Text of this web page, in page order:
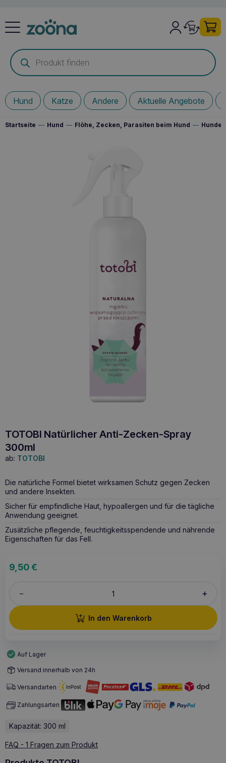
Products
search
Hund Katze Andere Aktuelle Angebote
Startseite — Hund — Flöhe, Zecken, Parasiten beim Hund —
TOTOBI Natürlicher Anti-Zecken-Spray
300ml
ab: TOTOBI
Die natürliche Formel bietet wirksamen Schutz gegen Zecken
und andere Insekten.
Sicher für empfindliche Haut, hypoallergen und für die tägliche
Anwendung geeignet.
Zusätzliche pflegende, feuchtigkeitsspendende und nährende
Eigenschaften für das Fell.
9,50€
– +
In den Warenkorb
Auf Lager
Versand innerhalb von 24h
Versandarten
Zahlungsarten
Kapazität: 300 ml
FAQ - 1 Fragen zum Produkt